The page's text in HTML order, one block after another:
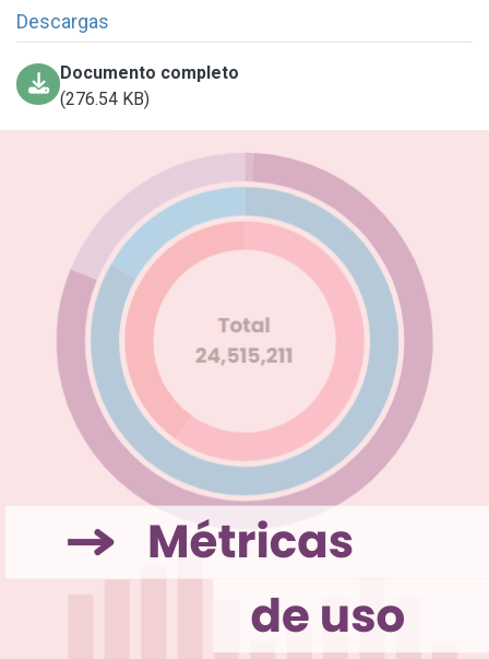
Descargas
Documento completo
(276.54 KB)